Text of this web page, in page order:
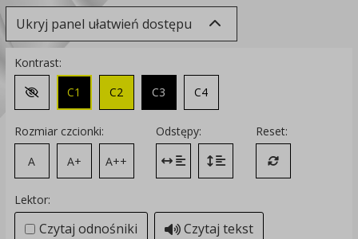
Ukryj panel ułatwień dostępu
Kontrast:
Zmień kontrast na domyślny
C1 C2 C3 C4
Rozmiar czcionki:
A
A+ A++
Odstępy:
Zmień odstęp między literami
Zmień interlinię i margines
Reset:
Przywróć
Lektor:
Czytaj odnośniki Czytaj tekst